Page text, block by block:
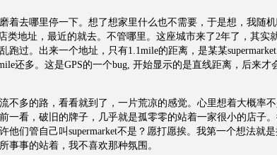
着去哪里停一下。想了想家里什么也不需要，于是想，我随机
类地址，最近的就去。不管哪里。这座城市来了2年了，其实
跑过。出来一个地址，只有1.1mile的距离，是某某
还多。这是GPS的一个bug, 开始显示的是直线距离，后来才
不多的路，看看就到了，一片荒凉的感觉。心里想着大概率
一看，破旧的牌子，几乎就是孤零零的站着一家很小的店子
他们管自己叫supermarket不是？愿打愿挨。我第一个想法就
事事的站着，我不喜欢那种氛围。